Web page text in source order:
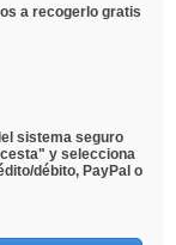
a recogerlo gratis
sistema seguro
y selecciona
débito, PayPal o